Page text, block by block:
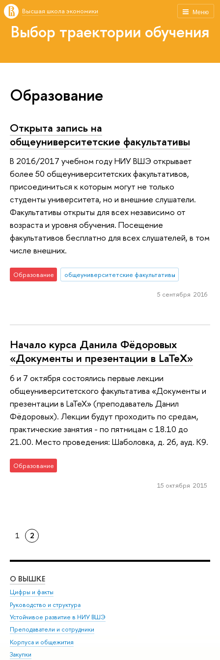
Меню
Высшая школа экономики
Выбор траектории обучения
Образование
Открыта запись на
общеуниверситетские факультативы
В 2016/2017 учебном году НИУ ВШЭ открывает
более 50 общеуниверситетских факультативов,
присоединиться к которым могут не только
студенты университета, но и внешние слушатели.
Факультативы открыты для всех независимо от
возраста и уровня обучения. Посещение
факультативов бесплатно для всех слушателей, в том
числе внешних.
Образование общеуниверситетские факультативы
5 сентября 2016
Начало курса Данила Фёдоровых
«Документы и презентации в LaTeX»
6 и 7 октября состоялись первые лекции
общеуниверситетского факультатива «Документы и
презентации в LaTeX» (преподаватель Данил
Фёдоровых). Лекции будут проходить по средам,
практические занятия - по пятницам с 18.10 до
21.00. Место проведения: Шаболовка, д. 26, ауд. К9.
Образование
15 октября 2015
1 2
О ВЫШКЕ
Цифры и факты
Руководство и структура
Устойчивое развитие в НИУ ВШЭ
Преподаватели и сотрудники
Корпуса и общежития
Закупки